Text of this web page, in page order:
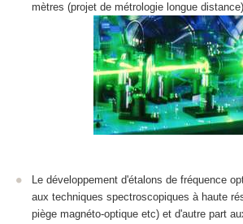
mètres (projet de métrologie longue
Le développement d'étalons de fréquence
aux techniques spectroscopiques à haute
piège magnéto-optique etc) et d'autre part